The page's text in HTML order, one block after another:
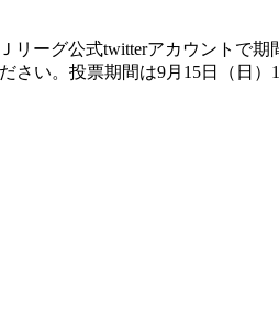
ーグ公式twitterアカウントで
い。投票期間は9月15日（日）